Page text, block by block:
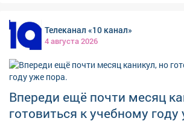
повышенного риска 🌊 Безопасность на воде - наша
главная задача! 🛡️ Администрация
населения и территории проводят
профилактическую работу, особенно
молодёжью Итоги рейдов: 🔹Новоильинский:
проверены озера на пр. Авиаторов, в
(Березовая роща), пруд Моторный,
фонтаны на площади защитников
Телеканал «10 канал»
4 августа 2026
Впереди ещё почти месяц
готовиться к учебному